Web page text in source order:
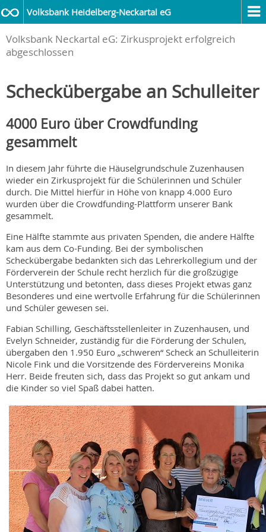
Volksbank Heidelberg-Neckartal eG
Volksbank Neckartal eG: Zirkusprojekt erfolgreich
abgeschlossen
Scheckübergabe an Schulleiter
4000 Euro über Crowdfunding
gesammelt
In diesem Jahr führte die Häuselgrundschule Zuzenhausen
wieder ein Zirkusprojekt für die Schülerinnen und Schüler
durch. Die Mittel hierfür in Höhe von knapp 4.000 Euro
wurden über die Crowdfunding-Plattform unserer Bank
gesammelt.
Eine Hälfte stammte aus privaten Spenden, die andere Hälfte
kam aus dem Co-Funding. Bei der symbolischen
Scheckübergabe bedankten sich das Lehrerkollegium und der
Förderverein der Schule recht herzlich für die großzügige
Unterstützung und betonten, dass dieses Projekt etwas ganz
Besonderes und eine wertvolle Erfahrung für die Schülerinnen
und Schüler gewesen sei.
Fabian Schilling, Geschäftsstellenleiter in Zuzenhausen, und
Evelyn Schneider, zuständig für die Förderung der Schulen,
übergaben den 1.950 Euro „schweren“ Scheck an Schulleiterin
Nicole Fink und die Vorsitzende des Fördervereins Monika
Herr. Beide freuten sich, dass das Projekt so gut ankam und
die Kinder so viel Spaß dabei hatten.